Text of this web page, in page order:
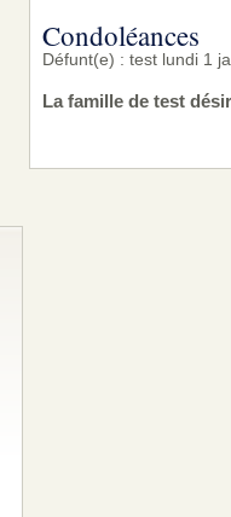
Condoléances
Défunt(e) : test lundi 1
La famille de test